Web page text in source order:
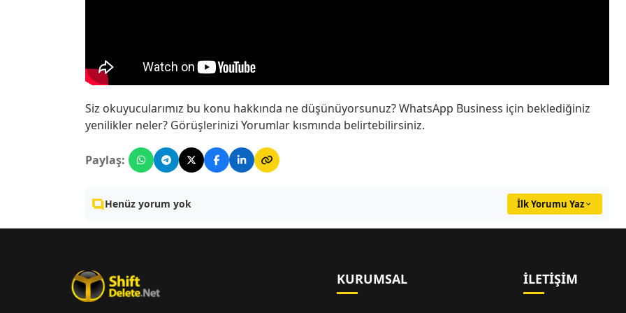
Siz okuyucularımız bu konu hakkında ne düşünüyorsunuz? WhatsApp Business için beklediğiniz
yenilikler neler? Görüşlerinizi Yorumlar kısmında belirtebilirsiniz.
Paylaş:
Henüz yorum yok İlk Yorumu Yaz
KURUMSAL İLETIŞIM